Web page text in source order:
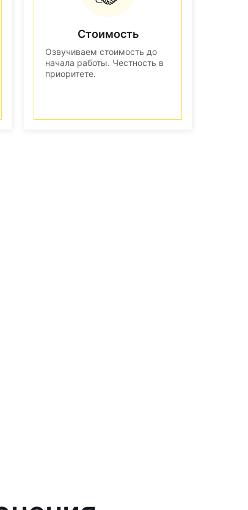
Стоимость
Озвучиваем стоимость до
начала работы. Честность в
приоритете.